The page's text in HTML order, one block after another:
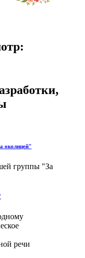
околицей"
группы "За
речи